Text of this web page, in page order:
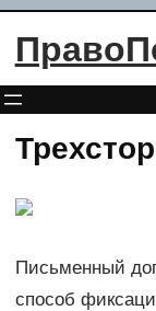
Перейти
Письменный
способ